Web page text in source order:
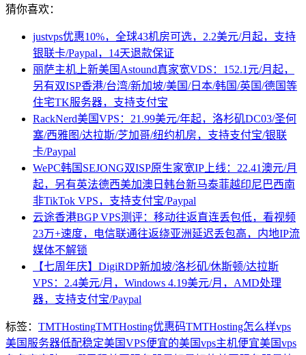
猜你喜欢：
justvps优惠10%，全球43机房可选，2.2美元/月起，支持
银联卡/Paypal，14天退款保证
丽萨主机上新美国Astound真家宽VDS：152.1元/月起，
另有双ISP香港/台湾/新加坡/美国/日本/韩国/英国/德国等
住宅TK服务器，支持支付宝
RackNerd美国VPS：21.99美元/年起，洛杉矶DC03/圣何
塞/西雅图/达拉斯/芝加哥/纽约机房，支持支付宝/银联
卡/Paypal
WePC韩国SEJONG双ISP原生家宽IP上线：22.41澳元/月
起，另有英法德西美加澳日韩台新马泰菲越印尼巴西南
非TikTok VPS，支持支付宝/Paypal
云途香港BGP VPS测评：移动往返直连丢包低，看视频
23万+速度，电信联通往返绕亚洲延迟丢包高，内地IP流
媒体不解锁
【七周年庆】DigiRDP新加坡/洛杉矶/休斯顿/达拉斯
VPS：2.4美元/月，Windows 4.19美元/月，AMD处理
器，支持支付宝/Paypal
标签： TMTHostingTMTHosting优惠码TMTHosting怎么样vps
美国服务器低配稳定美国VPS便宜的美国vps主机便宜美国vps